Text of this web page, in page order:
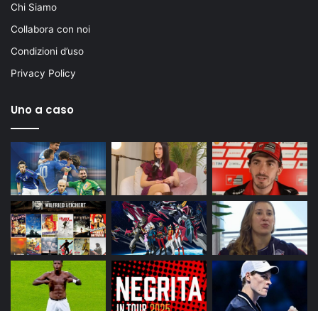
Chi Siamo
Collabora con noi
Condizioni d’uso
Privacy Policy
Uno a caso